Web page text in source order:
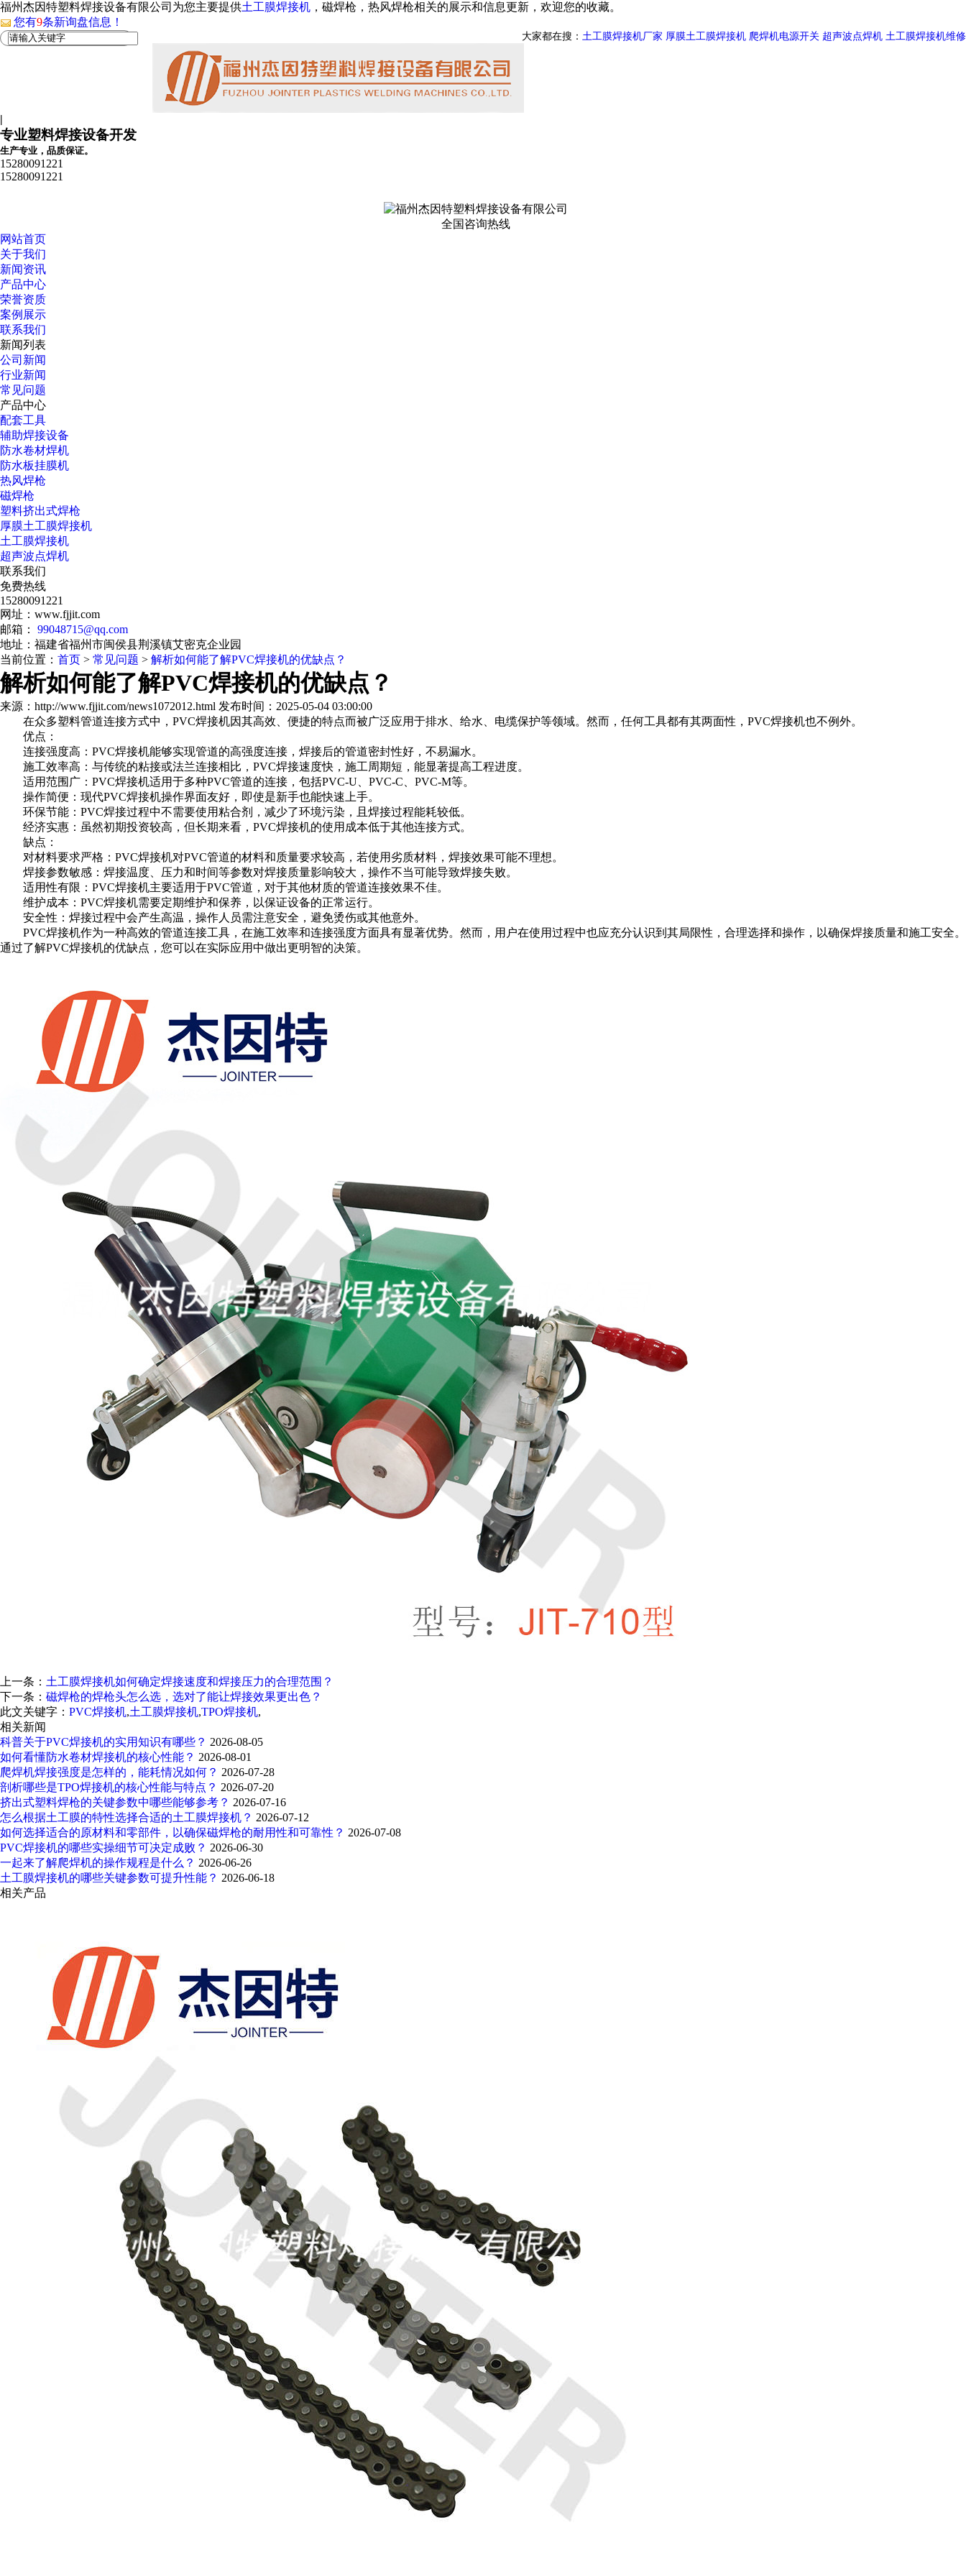
福州杰因特塑料焊接设备有限公司为您主要提供土工膜焊接机 ，磁焊枪，热风焊枪相关的展示和信息更新，欢迎您的收藏。
您有9条新询盘信息！
大家都在搜： 土工膜焊接机厂家 厚膜土工膜焊接机 爬焊机电源开关 超声波点焊机 土工膜焊接机维修
|
专业塑料焊接设备开发
生产专业，品质保证。
15280091221
15280091221
全国咨询热线
网站首页
关于我们
新闻资讯
产品中心
荣誉资质
案例展示
联系我们
新闻列表
公司新闻
行业新闻
常见问题
产品中心
配套工具
辅助焊接设备
防水卷材焊机
防水板挂膜机
热风焊枪
磁焊枪
塑料挤出式焊枪
厚膜土工膜焊接机
土工膜焊接机
超声波点焊机
联系我们
免费热线
15280091221
网址：www.fjjit.com
邮箱： 99048715@qq.com
地址：福建省福州市闽侯县荆溪镇艾密克企业园
当前位置： 首页 > 常见问题 > 解析如何能了解PVC焊接机的优缺点？
解析如何能了解PVC焊接机的优缺点？
来源：http://www.fjjit.com/news1072012.html 发布时间：2025-05-04 03:00:00
在众多塑料管道连接方式中，PVC焊接机因其高效、便捷的特点而被广泛应用于排水、给水、电缆保护等领域。然而，任何工具都有其两面性，PVC焊接机也不例外。
优点：
连接强度高：PVC焊接机能够实现管道的高强度连接，焊接后的管道密封性好，不易漏水。
施工效率高：与传统的粘接或法兰连接相比，PVC焊接速度快，施工周期短，能显著提高工程进度。
适用范围广：PVC焊接机适用于多种PVC管道的连接，包括PVC-U、PVC-C、PVC-M等。
操作简便：现代PVC焊接机操作界面友好，即使是新手也能快速上手。
环保节能：PVC焊接过程中不需要使用粘合剂，减少了环境污染，且焊接过程能耗较低。
经济实惠：虽然初期投资较高，但长期来看，PVC焊接机的使用成本低于其他连接方式。
缺点：
对材料要求严格：PVC焊接机对PVC管道的材料和质量要求较高，若使用劣质材料，焊接效果可能不理想。
焊接参数敏感：焊接温度、压力和时间等参数对焊接质量影响较大，操作不当可能导致焊接失败。
适用性有限：PVC焊接机主要适用于PVC管道，对于其他材质的管道连接效果不佳。
维护成本：PVC焊接机需要定期维护和保养，以保证设备的正常运行。
安全性：焊接过程中会产生高温，操作人员需注意安全，避免烫伤或其他意外。
PVC焊接机作为一种高效的管道连接工具，在施工效率和连接强度方面具有显著优势。然而，用户在使用过程中也应充分认识到其局限性，合理选择和操作，以确保焊接质量和施工安全。
通过了解PVC焊接机的优缺点，您可以在实际应用中做出更明智的决策。
上一条： 土工膜焊接机如何确定焊接速度和焊接压力的合理范围？
下一条： 磁焊枪的焊枪头怎么选，选对了能让焊接效果更出色？
此文关键字： PVC焊接机,土工膜焊接机,TPO焊接机,
相关新闻
科普关于PVC焊接机的实用知识有哪些？ 2026-08-05
如何看懂防水卷材焊接机的核心性能？ 2026-08-01
爬焊机焊接强度是怎样的，能耗情况如何？ 2026-07-28
剖析哪些是TPO焊接机的核心性能与特点？ 2026-07-20
挤出式塑料焊枪的关键参数中哪些能够参考？ 2026-07-16
怎么根据土工膜的特性选择合适的土工膜焊接机？ 2026-07-12
如何选择适合的原材料和零部件，以确保磁焊枪的耐用性和可靠性？ 2026-07-08
PVC焊接机的哪些实操细节可决定成败？ 2026-06-30
一起来了解爬焊机的操作规程是什么？ 2026-06-26
土工膜焊接机的哪些关键参数可提升性能？ 2026-06-18
相关产品